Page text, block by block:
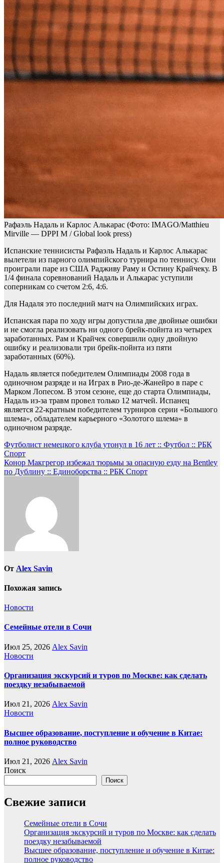
Рафаэль Надаль и Карлос Алькарас (Фото: IMAGO/Matthieu
Mirville — DPPI M / Global look press)
Испанские теннисисты Рафаэль Надаль и Карлос Алькарас
вылетели из парного олимпийского турнира по теннису. Они
проиграли паре из США Радживу Раму и Остину Крайчеку. В
1/4 финала соревнований Надаль и Алькарас уступили
соперникам со счетом 2:6, 4:6.
Для Надаля это последний матч на Олимпийских играх.
Испанская пара по ходу игры допустила две двойные ошибки
и не смогла реализовать ни одного брейк-пойнта из четырех
заработанных. Рам и Крайчек совершили одну двойную
ошибку и реализовали три брейк-пойнта из пяти
заработанных (60%).
Надаль является победителем Олимпиады 2008 года в
одиночном разряде и на Играх в Рио-де-Жанейро в паре с
Марком Лопесом. В этом сезоне, еще до старта Олимпиады,
Надаль из-за травм провел только 12 матчей. Испанец
является 22-кратным победителем турниров серии «Большого
шлема», обладателем карьерного «Золотого шлема» в
одиночном разряде.
Навигация
по
записям
Футболист немецкого клуба утонул в 16 лет :: Футбол :: РБК
Спорт
Конор Макгрегор избежал тюрьмы за опасную езду на Bentley
по Дублину :: Единоборства :: РБК Спорт
От Alex Savin
Похожая запись
Новости
Семейные отели в Сочи
Июл 25, 2026 Alex Savin
Новости
Организация экскурсий и туров по Москве: как сделать
поездку незабываемой
Июл 21, 2026 Alex Savin
Новости
Высшее образование, поступление и обучение в Китае:
полное руководство
Июл 21, 2026 Alex Savin
Поиск
Поиск
Свежие записи
Семейные отели в Сочи
Организация экскурсий и туров по Москве: как сделать
поездку незабываемой
Высшее образование, поступление и обучение в Китае:
полное руководство